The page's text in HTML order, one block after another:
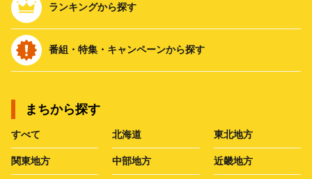
ランキングから探す
番組・特集・キャンペーンから探す
まちから探す
すべて 北海道 東北地方
関東地方 中部地方 近畿地方